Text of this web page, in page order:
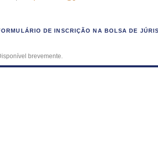
DE INSCRIÇÃO NA BOLSA DE JÚRIS
brevemente.